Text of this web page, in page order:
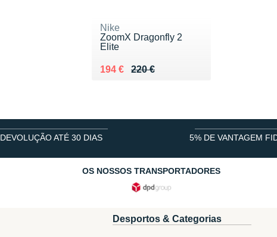
Nike
ZoomX Dragonfly 2
Elite
220 €
Au lieu de 220 €
194 €
Vendu 194 €
DEVOLUÇÃO ATÉ 30 DIAS 5% DE VANTAGEM
OS NOSSOS TRANSPORTADORES
Desportos & Categorias